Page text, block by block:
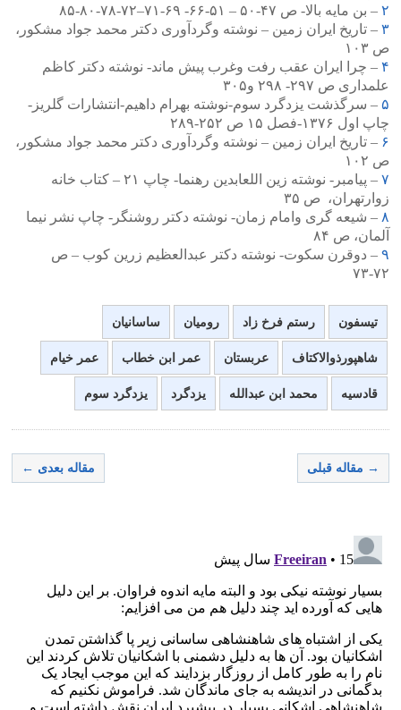
۲ – بن مایه بالا- ص ۴۷-۵۰ – ۵۱-۶۶- ۶۹-۷۱–۷۲-۷۸-۸۰-۸۵
۳ – تاریخ ایران زمین – نوشته وگردآوری دکتر محمد جواد مشکور،
ص ۱۰۳
۴ – چرا ایران عقب رفت وغرب پیش ماند- نوشته دکتر کاظم
علمداری ص ۲۹۷- ۲۹۸ و۳۰۵
۵ – سرگذشت یزدگرد سوم-نوشته بهرام داهیم-انتشارات گلریز-
چاپ اول ۱۳۷۶-فصل ۱۵ ص ۲۵۲-۲۸۹
۶ – تاریخ ایران زمین – نوشته وگردآوری دکتر محمد جواد مشکور،
ص ۱۰۲
۷ –
پیامبر- نوشته زین اللعابدین رهنما- چاپ ۲۱ – کتاب خانه
زوارتهران، ص ۳۵
۸ – شیعه گری وامام زمان- نوشته دکتر روشنگر- چاپ نشر نیما
آلمان، ص ۸۴
۹ – دوقرن سکوت- نوشته دکتر عبدالعظیم زرین کوب – ص
۷۲-۷۳
تیسفون رستم فرخ زاد رومیان ساسانیان
شاهپورذوالاکتاف عربستان عمر ابن خطاب عمر خیام
قادسیه محمد ابن عبدالله یزدگرد یزدگرد سوم
→ مقاله قبلی مقاله بعدی ←